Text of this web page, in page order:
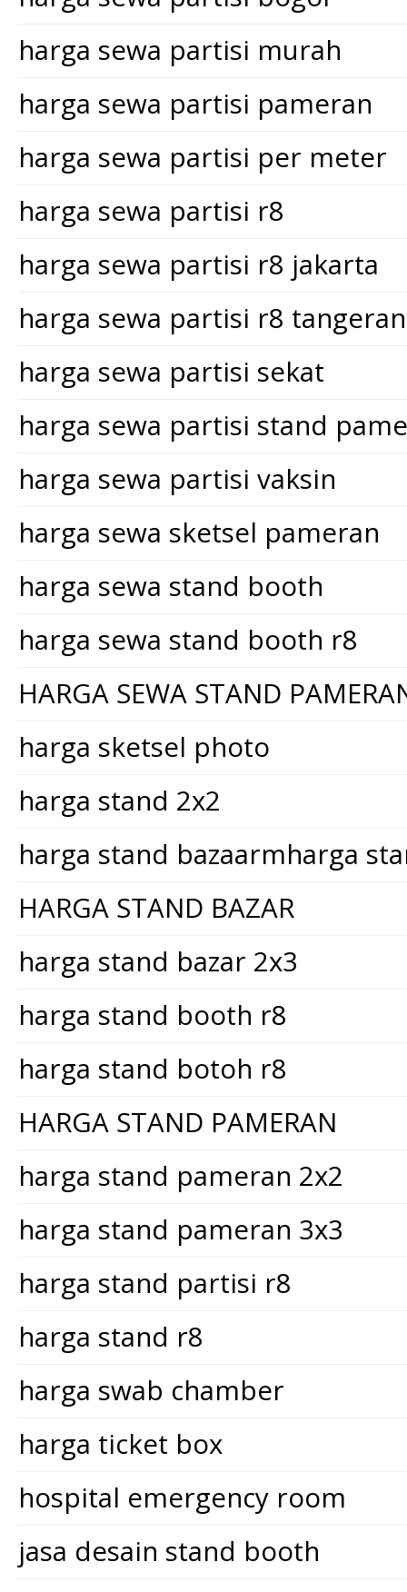
harga sewa partisi murah
harga sewa partisi pameran
harga sewa partisi per meter
harga sewa partisi r8
harga sewa partisi r8 jakarta
harga sewa partisi r8
harga sewa partisi sekat
harga sewa partisi stand
harga sewa partisi vaksin
harga sewa sketsel pameran
harga sewa stand booth
harga sewa stand booth r8
HARGA SEWA STAND
harga sketsel photo
harga stand 2x2
harga stand bazaarmharga
HARGA STAND BAZAR
harga stand bazar 2x3
harga stand booth r8
harga stand botoh r8
HARGA STAND PAMERAN
harga stand pameran 2x2
harga stand pameran 3x3
harga stand partisi r8
harga stand r8
harga swab chamber
harga ticket box
hospital emergency room
jasa desain stand booth